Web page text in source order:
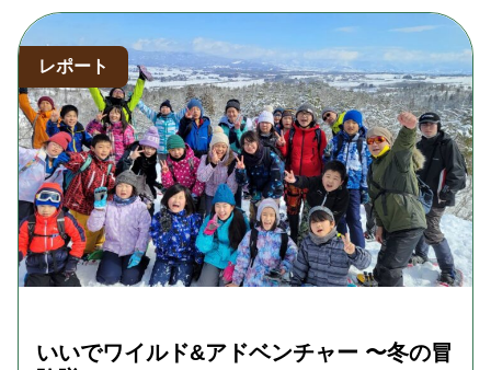
レポート
いいでワイルド&アドベンチャー 〜冬の冒